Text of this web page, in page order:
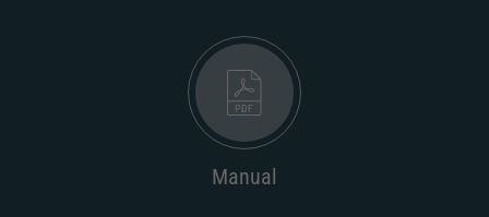
Manual
generierte ID, für die historische Speicherung
Ihrer vorgenommen Einstellungen, falls der
Webseiten-Betreiber dies eingestellt hat.